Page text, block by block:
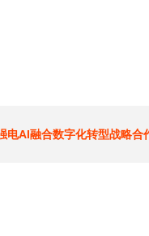
电AI融合数字化转型战略合